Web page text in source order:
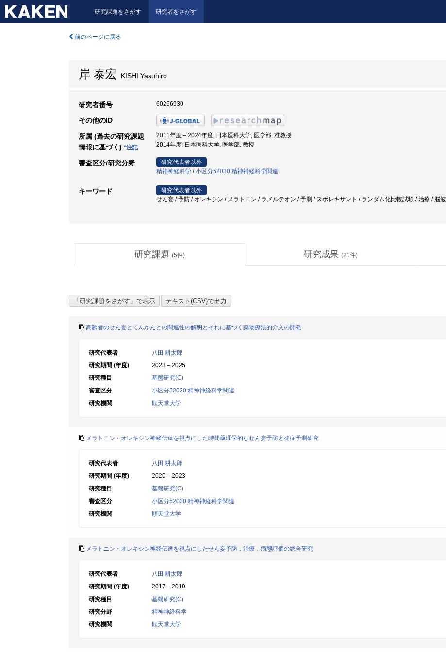
研究課題をさがす 研究者をさがす
前のページに戻る
岸 泰宏 KISHI Yasuhiro
研究者番号 60256930
その他のID
所属 (過去の研究課題
情報に基づく) *注記
2011年度 – 2024年度: 日本医科大学, 医学部, 准教授
2014年度: 日本医科大学, 医学部, 教授
審査区分/研究分野
研究代表者以外
精神神経科学 /小区分52030:精神神経科学関連
キーワード
研究代表者以外
せん妄 / 予防 / オレキシン / メラトニン / ラメルテオン / 予測 / スボレキサント / ランダム化比較試験 / 治療 / 脳波
研究課題 (5件) 研究成果 (21件)
高齢者のせん妄とてんかんとの関連性の解明とそれに基づく薬物療法的介入の開発
研究代表者
八田 耕太郎
研究期間 (年度)
2023 – 2025
研究種目
基盤研究(C)
審査区分
小区分52030:精神神経科学関連
研究機関
順天堂大学
メラトニン・オレキシン神経伝達を視点にした時間薬理学的なせん妄予防と発症予測研究
研究代表者
八田 耕太郎
研究期間 (年度)
2020 – 2023
研究種目
基盤研究(C)
審査区分
小区分52030:精神神経科学関連
研究機関
順天堂大学
メラトニン・オレキシン神経伝達を視点にしたせん妄予防，治療，病態評価の総合研究
研究代表者
八田 耕太郎
研究期間 (年度)
2017 – 2019
研究種目
基盤研究(C)
研究分野
精神神経科学
研究機関
順天堂大学